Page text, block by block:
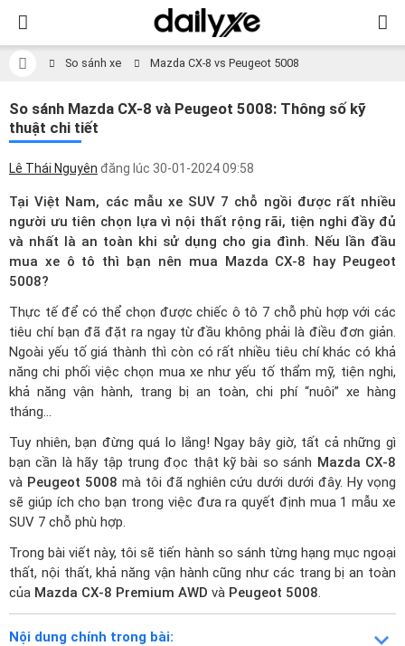
So sánh xe Mazda CX-8 vs Peugeot 5008
So sánh Mazda CX-8 và Peugeot 5008: Thông số kỹ
thuật chi tiết
Lê Thái Nguyên đăng lúc 30-01-2024 09:58
Tại Việt Nam, các mẫu xe SUV 7 chỗ ngồi được rất nhiều
người ưu tiên chọn lựa vì nội thất rộng rãi, tiện nghi đầy đủ
và nhất là an toàn khi sử dụng cho gia đình. Nếu lần đầu
mua xe ô tô thì bạn nên mua Mazda CX-8 hay Peugeot
5008?
Thực tế để có thể chọn được chiếc ô tô 7 chỗ phù hợp với các
tiêu chí bạn đã đặt ra ngay từ đầu không phải là điều đơn giản.
Ngoài yếu tố giá thành thì còn có rất nhiều tiêu chí khác có khả
năng chi phối việc chọn mua xe như yếu tố thẩm mỹ, tiện nghi,
khả năng vận hành, trang bị an toàn, chi phí “nuôi” xe hàng
tháng…
Tuy nhiên, bạn đừng quá lo lắng! Ngay bây giờ, tất cả những gì
bạn cần là hãy tập trung đọc thật kỹ bài so sánh Mazda CX-8
và Peugeot 5008 mà tôi đã nghiên cứu dưới dưới đây. Hy vọng
sẽ giúp ích cho bạn trong việc đưa ra quyết định mua 1 mẫu xe
SUV 7 chỗ phù hợp.
Trong bài viết này, tôi sẽ tiến hành so sánh từng hạng mục ngoại
thất, nội thất, khả năng vận hành cũng như các trang bị an toàn
của Mazda CX-8 Premium AWD và Peugeot 5008.
Nội dung chính trong bài: